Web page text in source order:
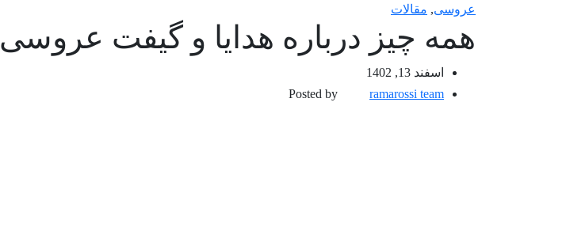
عروسی, مقالات
همه چیز درباره هدایا و گیفت عروسی
اسفند 13, 1402
Posted by
ramarossi team